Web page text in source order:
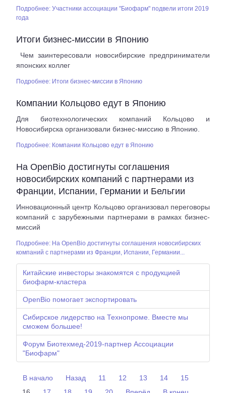
Подробнее: Участники ассоциации "Биофарм" подвели итоги 2019
года
Итоги бизнес-миссии в Японию
Чем заинтересовали новосибирские предприниматели
японских коллег
Подробнее: Итоги бизнес-миссии в Японию
Компании Кольцово едут в Японию
Для биотехнологических компаний Кольцово и
Новосибирска организовали бизнес-миссию в Японию.
Подробнее: Компании Кольцово едут в Японию
На OpenBio достигнуты соглашения
новосибирских компаний с партнерами из
Франции, Испании, Германии и Бельгии
Инновационный центр Кольцово организовал переговоры
компаний с зарубежными партнерами в рамках бизнес-
миссий
Подробнее: На OpenBio достигнуты соглашения новосибирских
компаний с партнерами из Франции, Испании, Германии...
Китайские инвесторы знакомятся с продукцией
биофарм-кластера
OpenBio помогает экспортировать
Сибирское лидерство на Технопроме. Вместе мы
сможем большее!
Форум Биотехмед-2019-партнер Ассоциации
"Биофарм"
В начало Назад 11 12 13 14
15